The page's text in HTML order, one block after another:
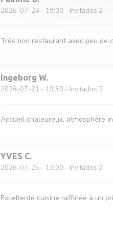
2026-07-24 - 19:00 - Invitados 2
Très bon restaurant avec peu de
Ingeborg W
2026-07-21 - 19:30 - Invitados 2
Accueil chaleureux, atmosphère
YVES C
2026-07-25 - 13:00 - Invitados 2
Excellente cuisine raffinée à un